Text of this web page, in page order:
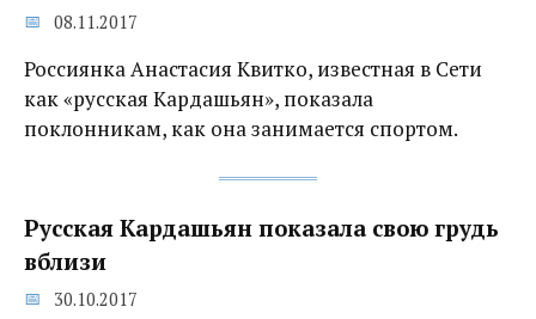
08.11.2017
Россиянка Анастасия Квитко, известная в Сети
как «русская Кардашьян», показала
поклонникам, как она занимается спортом.
Русская Кардашьян показала свою грудь
вблизи
30.10.2017